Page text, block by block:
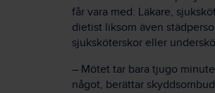
får vara med: Läkare,
dietist liksom även
sjuksköterskor eller
– Mötet tar bara tjugo
något, berättar